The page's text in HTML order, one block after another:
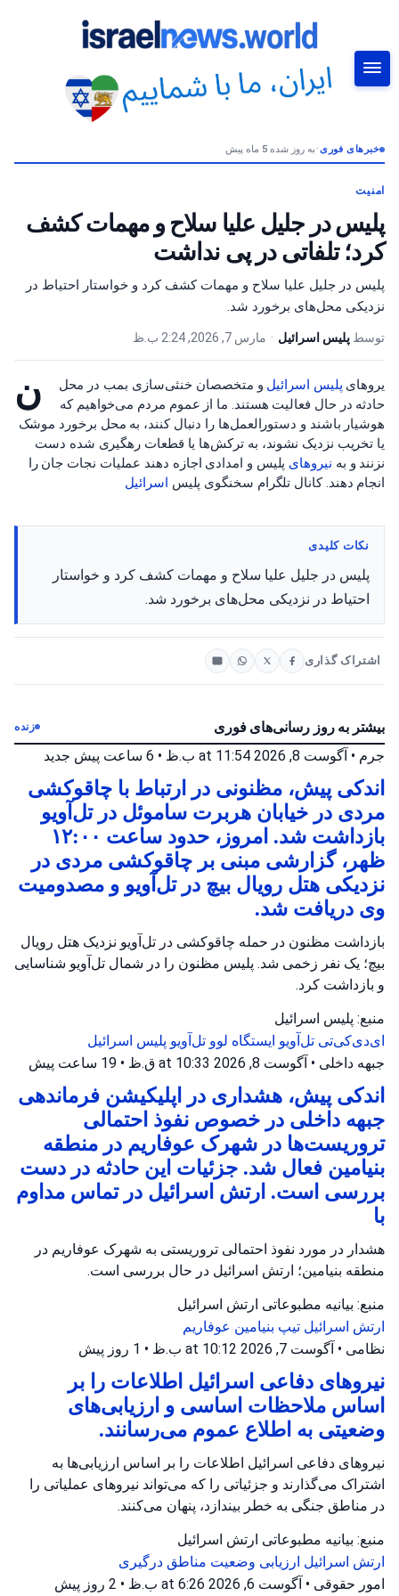
خبرهای فوری•به روز شده 5 ماه پیش
امنیت
پلیس در جلیل علیا سلاح و مهمات کشف
کرد؛ تلفاتی در پی نداشت
پلیس در جلیل علیا سلاح و مهمات کشف کرد و خواستار احتیاط در
نزدیکی محل‌های برخورد شد.
توسط پلیس اسرائیل • مارس 7, 2026, 2:24 ب.ظ
ن یروهای پلیس اسرائیل و متخصصان خنثی‌سازی بمب در محل
حادثه در حال فعالیت هستند. ما از عموم مردم می‌خواهیم که
هوشیار باشند و دستورالعمل‌ها را دنبال کنند، به محل برخورد موشک
یا تخریب نزدیک نشوند، به ترکش‌ها یا قطعات رهگیری شده دست
نزنند و به نیروهای پلیس و امدادی اجازه دهند عملیات نجات جان را
انجام دهند. کانال تلگرام سخنگوی پلیس اسرائیل
نکات کلیدی
پلیس در جلیل علیا سلاح و مهمات کشف کرد و خواستار
احتیاط در نزدیکی محل‌های برخورد شد.
اشتراک گذاری
بیشتر به روز رسانی‌های فوری زنده
جرم • آگوست 8, 2026 at 11:54 ب.ظ • 6 ساعت پیش جدید
اندکی پیش، مظنونی در ارتباط با چاقوکشی
مردی در خیابان هربرت ساموئل در تل‌آویو
بازداشت شد. امروز، حدود ساعت ۱۲:۰۰
ظهر، گزارشی مبنی بر چاقوکشی مردی در
نزدیکی هتل رویال بیچ در تل‌آویو و مصدومیت
وی دریافت شد.
بازداشت مظنون در حمله چاقوکشی در تل‌آویو نزدیک هتل رویال
بیچ؛ یک نفر زخمی شد. پلیس مظنون را در شمال تل‌آویو شناسایی
و بازداشت کرد.
منبع: پلیس اسرائیل
ای‌دی‌کی‌تی تل‌آویو ایستگاه لوو تل‌آویو پلیس اسرائیل
جبهه داخلی • آگوست 8, 2026 at 10:33 ق.ظ • 19 ساعت پیش
اندکی پیش، هشداری در اپلیکیشن فرماندهی
جبهه داخلی در خصوص نفوذ احتمالی
تروریست‌ها در شهرک عوفاریم در منطقه
بنیامین فعال شد. جزئیات این حادثه در دست
بررسی است. ارتش اسرائیل در تماس مداوم
با
هشدار در مورد نفوذ احتمالی تروریستی به شهرک عوفاریم در
منطقه بنیامین؛ ارتش اسرائیل در حال بررسی است.
منبع: بیانیه مطبوعاتی ارتش اسرائیل
ارتش اسرائیل تیپ بنیامین عوفاریم
نظامی • آگوست 7, 2026 at 10:12 ب.ظ • 1 روز پیش
نیروهای دفاعی اسرائیل اطلاعات را بر
اساس ملاحظات اساسی و ارزیابی‌های
وضعیتی به اطلاع عموم می‌رسانند.
نیروهای دفاعی اسرائیل اطلاعات را بر اساس ارزیابی‌ها به
اشتراک می‌گذارند و جزئیاتی را که می‌تواند نیروهای عملیاتی را
در مناطق جنگی به خطر بیندازد، پنهان می‌کنند.
منبع: بیانیه مطبوعاتی ارتش اسرائیل
ارتش اسرائیل ارزیابی وضعیت مناطق درگیری
امور حقوقی • آگوست 6, 2026 at 6:26 ب.ظ • 2 روز پیش